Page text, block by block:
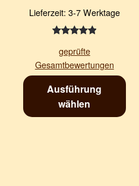
Lieferzeit: 3-7 Werktage
mit5.00
von 5,
auf
Kundenbewe
geprüfte
Gesamtbewertungen
Ausführung
wählen